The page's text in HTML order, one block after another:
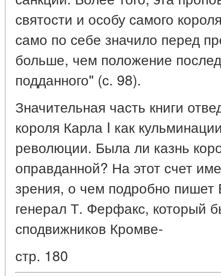
святости и особу самого
само по себе значило перед
больше, чем положение
подданного" (с. 98).
Значительная часть книги
короля Карла I как
революции. Была ли казнь
оправданной? На этот счет
зрения, о чем подробно пишет
генерал Т. Ферфакс, который
сподвижников Кромве-
стр. 180